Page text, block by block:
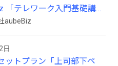
aubeBiz
日
ットプラン「上司部下ペ